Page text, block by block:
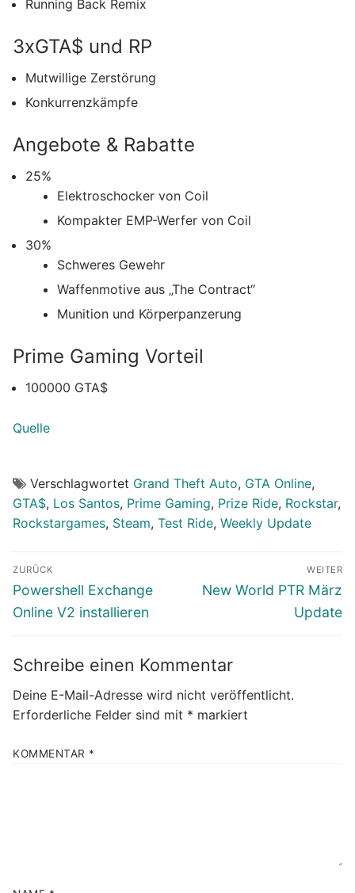
Running Back Remix
3xGTA$ und RP
Mutwillige Zerstörung
Konkurrenzkämpfe
Angebote & Rabatte
25%
Elektroschocker von Coil
Kompakter EMP-Werfer von Coil
30%
Schweres Gewehr
Waffenmotive aus „The Contract“
Munition und Körperpanzerung
Prime Gaming Vorteil
100000 GTA$
Quelle
Verschlagwortet Grand Theft Auto, GTA Online,
GTA$, Los Santos, Prime Gaming, Prize Ride, Rockstar,
Rockstargames, Steam, Test Ride, Weekly Update
Beitragsnavigation
ZURÜCK
Vorheriger
Beitrag:
Powershell Exchange
Online V2 installieren
WEITER
Nächster
New World PTR März
Update
Schreibe einen Kommentar
Deine E-Mail-Adresse wird nicht veröffentlicht.
Erforderliche Felder sind mit * markiert
KOMMENTAR *